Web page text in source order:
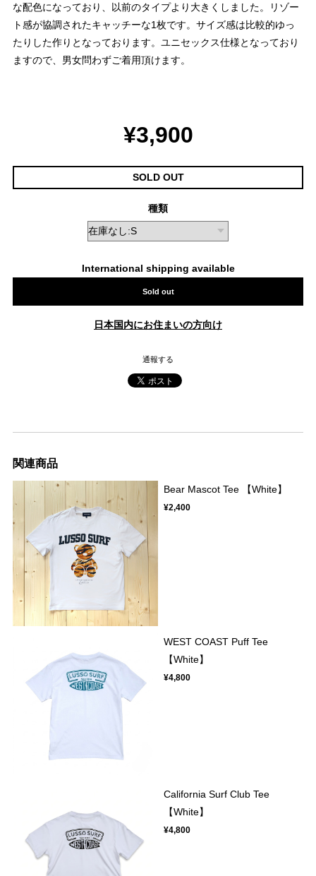
な配色になっており、以前のタイプより大きくしました。リゾー
ト感が協調されたキャッチーな1枚です。サイズ感は比較的ゆっ
たりした作りとなっております。ユニセックス仕様となっており
ますので、男女問わずご着用頂けます。
¥3,900
SOLD OUT
種類
International shipping available
Sold out
日本国内にお住まいの方向け
通報する
関連商品
Bear Mascot Tee 【White】
¥2,400
WEST COAST Puff Tee
【White】
¥4,800
California Surf Club Tee
【White】
¥4,800